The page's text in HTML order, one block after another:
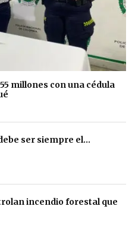
millones con una cédula
ser siempre el...
incendio forestal que